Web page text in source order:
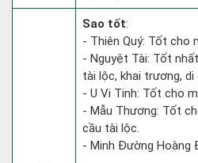
Sao tốt:
- Thiên Quý: Tốt cho
- Nguyệt Tài: Tốt
tài lộc, khai trương, di
- U Vi Tinh: Tốt cho
- Mẫu Thương: Tốt
cầu tài lộc.
- Minh Đường Hoàng